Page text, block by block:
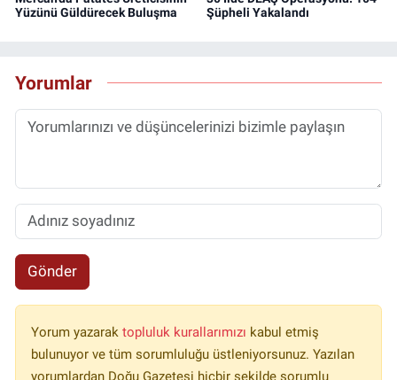
Yüzünü Güldürecek Buluşma
Şüpheli Yakalandı
Yorumlar
Gönder
Yorum yazarak topluluk kurallarımızı kabul etmiş
bulunuyor ve tüm sorumluluğu üstleniyorsunuz. Yazılan
yorumlardan Doğu Gazetesi hiçbir şekilde sorumlu